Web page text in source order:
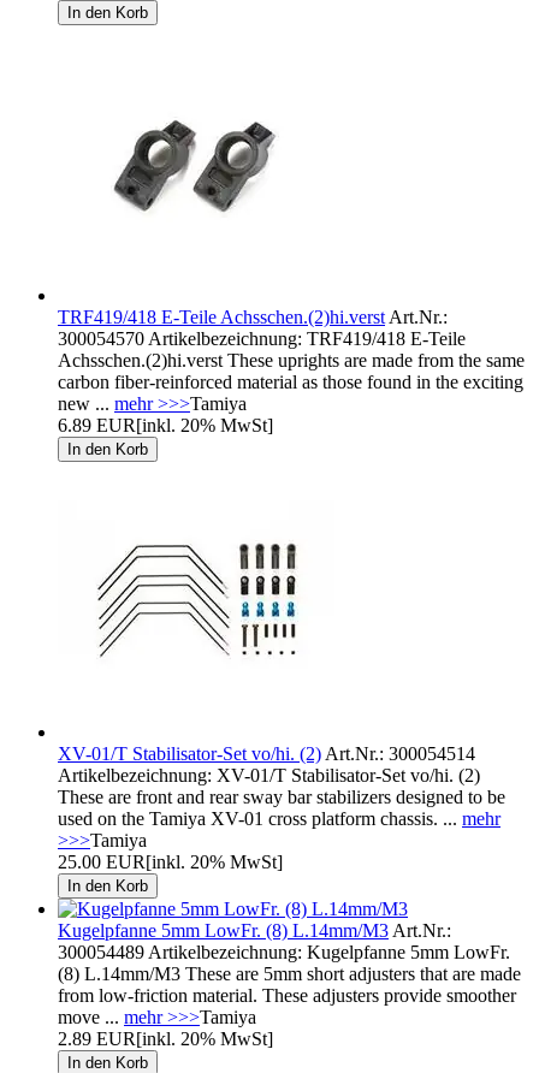
TRF419/418 E-Teile Achsschen.(2)hi.verst Art.Nr.:
300054570 Artikelbezeichnung: TRF419/418 E-Teile
Achsschen.(2)hi.verst These uprights are made from the same
carbon fiber-reinforced material as those found in the exciting
new ... mehr >>>Tamiya
6.89 EUR[inkl. 20% MwSt]
XV-01/T Stabilisator-Set vo/hi. (2) Art.Nr.: 300054514
Artikelbezeichnung: XV-01/T Stabilisator-Set vo/hi. (2)
These are front and rear sway bar stabilizers designed to be
used on the Tamiya XV-01 cross platform chassis. ... mehr
>>>Tamiya
25.00 EUR[inkl. 20% MwSt]
Kugelpfanne 5mm LowFr. (8) L.14mm/M3 Art.Nr.:
300054489 Artikelbezeichnung: Kugelpfanne 5mm LowFr.
(8) L.14mm/M3 These are 5mm short adjusters that are made
from low-friction material. These adjusters provide smoother
move ... mehr >>>Tamiya
2.89 EUR[inkl. 20% MwSt]